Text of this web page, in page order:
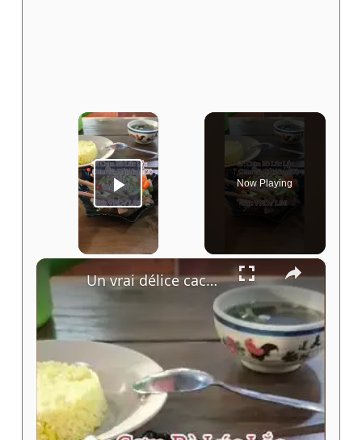
×
Play Video
Now Playing
×
Un vrai délice caché à Phu Quoc : le Bœuf Lúc Lắc 🍚🥩